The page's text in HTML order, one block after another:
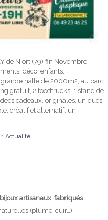
de Niort (79) fin Novembre.
déco, enfants,
halle de 2000m2, au parc
gratuit, 2 foodtrucks, 1 stand de
cadeaux, originales, uniques,
créatif et alternatif, un
Actualité
artisanaux, fabriqués
(plume, cuir…).